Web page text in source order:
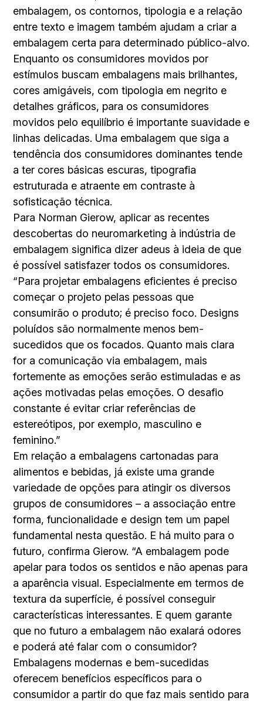
embalagem, os contornos, tipologia e a relação
entre texto e imagem também ajudam a criar a
embalagem certa para determinado público-alvo.
Enquanto os consumidores movidos por
estímulos buscam embalagens mais brilhantes,
cores amigáveis, com tipologia em negrito e
detalhes gráficos, para os consumidores
movidos pelo equilíbrio é importante suavidade e
linhas delicadas. Uma embalagem que siga a
tendência dos consumidores dominantes tende
a ter cores básicas escuras, tipografia
estruturada e atraente em contraste à
sofisticação técnica.
Para Norman Gierow, aplicar as recentes
descobertas do neuromarketing à indústria de
embalagem significa dizer adeus à ideia de que
é possível satisfazer todos os consumidores.
“Para projetar embalagens eficientes é preciso
começar o projeto pelas pessoas que
consumirão o produto; é preciso foco. Designs
poluídos são normalmente menos bem-
sucedidos que os focados. Quanto mais clara
for a comunicação via embalagem, mais
fortemente as emoções serão estimuladas e as
ações motivadas pelas emoções. O desafio
constante é evitar criar referências de
estereótipos, por exemplo, masculino e
feminino.”
Em relação a embalagens cartonadas para
alimentos e bebidas, já existe uma grande
variedade de opções para atingir os diversos
grupos de consumidores – a associação entre
forma, funcionalidade e design tem um papel
fundamental nesta questão. E há muito para o
futuro, confirma Gierow. “A embalagem pode
apelar para todos os sentidos e não apenas para
a aparência visual. Especialmente em termos de
textura da superfície, é possível conseguir
características interessantes. E quem garante
que no futuro a embalagem não exalará odores
e poderá até falar com o consumidor?
Embalagens modernas e bem-sucedidas
oferecem benefícios específicos para o
consumidor a partir do que faz mais sentido para